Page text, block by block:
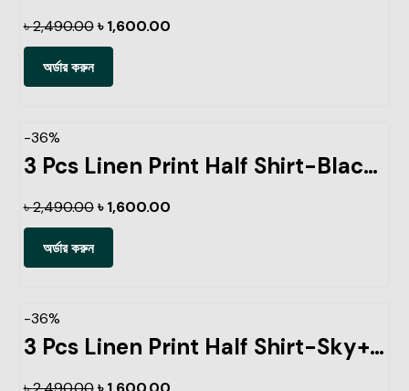
৳2,490.00 ৳1,600.00
অর্ডার করুন
-36%
3 Pcs Linen Print Half Shirt-Black+Sky+Ash
৳2,490.00 ৳1,600.00
অর্ডার করুন
-36%
3 Pcs Linen Print Half Shirt-Sky+Petrol+Kathal